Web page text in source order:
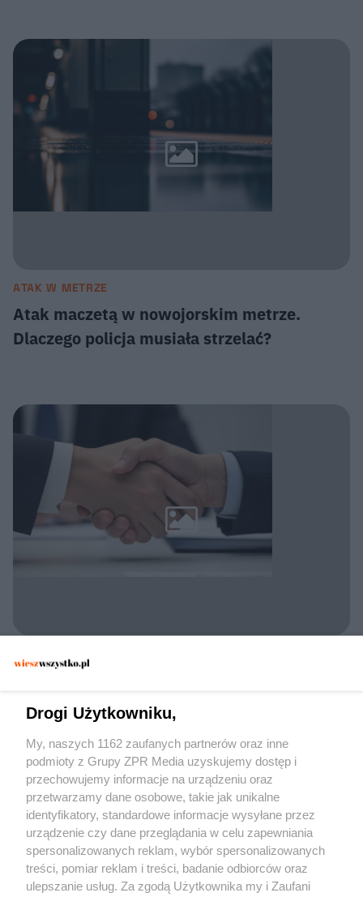
ATAK W METRZE
Atak maczetą w nowojorskim metrze.
Dlaczego policja musiała strzelać?
warunki stawia Ławrow?
Żaden utwór zamieszczony w serwisie nie może być powielany i
rozpowszechniany lub dalej rozpowszechniany w jakikolwiek sposób (w tym
także elektroniczny lub mechaniczny) na jakimkolwiek polu eksploatacji w
jakiejkolwiek formie, włącznie z umieszczaniem w Internecie bez pisemnej
Drogi Użytkowniku,
My, naszych 1162 zaufanych partnerów oraz inne
podmioty z Grupy ZPR Media uzyskujemy dostęp i
przechowujemy informacje na urządzeniu oraz
przetwarzamy dane osobowe, takie jak unikalne
identyfikatory, standardowe informacje wysyłane przez
urządzenie czy dane przeglądania w celu zapewniania
spersonalizowanych reklam, wybór spersonalizowanych
treści, pomiar reklam i treści, badanie odbiorców oraz
ulepszanie usług. Za zgodą Użytkownika my i Zaufani